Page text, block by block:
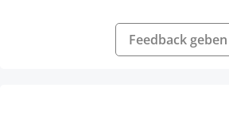
Feedback geben